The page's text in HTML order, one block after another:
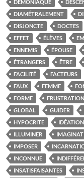
DÉMONIAQUE
DIAMÉTRALEMENT
DISJONCTE
DOCTES
EFFET
ÉLÈVES
ENNEMIS
ÉPOUSE
ÉTRANGERS
ÊTRE
FACILITÉ
FACTEURS
FAUX
FEMME
FORME
GLOBAL
GUIDER
HYPOCRITE
IDÉATION
ILLUMINER
IMPOSER
INCONNUE
INSATISFAISANTES